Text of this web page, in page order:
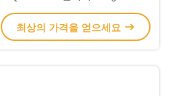
ER4 라이트
최상의 가격을 얻으세요